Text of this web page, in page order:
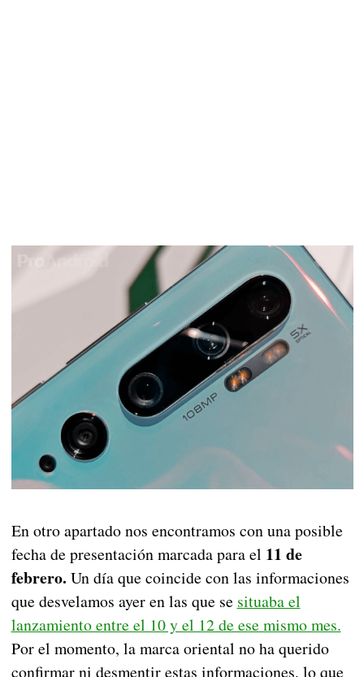
En otro apartado nos encontramos con una posible
fecha de presentación marcada para el 11 de
febrero. Un día que coincide con las informaciones
que desvelamos ayer en las que se situaba el
lanzamiento entre el 10 y el 12 de ese mismo mes.
Por el momento, la marca oriental no ha querido
confirmar ni desmentir estas informaciones, lo que